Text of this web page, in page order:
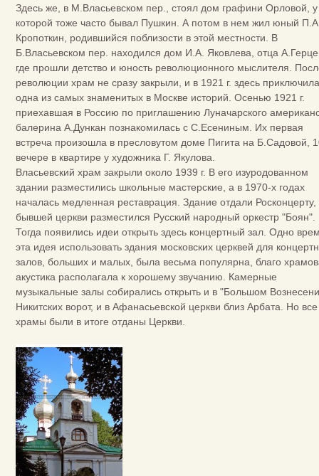
Здесь же, в М.Власьевском пер., стоял дом графини Орловой, у
которой тоже часто бывал Пушкин. А потом в нем жил юный
Кропоткин, родившийся поблизости в этой местности. В
Б.Власьевском пер. находился дом И.А. Яковлева, отца
где прошли детство и юность революционного мыслителя.
революции храм не сразу закрыли, и в 1921 г. здесь
одна из самых знаменитых в Москве историй. Осенью 1921 г.
приехавшая в Россию по приглашению Луначарского
балерина А.Дункан познакомилась с С.Есениным. Их первая
встреча произошла в пресловутом доме Пигита на Б.Садовой,
вечере в квартире у художника Г. Якулова.
Власьевский храм закрыли около 1939 г. В его изуродованном
здании разместились школьные мастерские, а в 1970-х годах
началась медленная реставрация. Здание отдали Росконцерту,
бывшей церкви разместился Русский народный оркестр "Боян".
Тогда появились идеи открыть здесь концертный зал. Одно
эта идея использовать здания московских церквей для
залов, больших и малых, была весьма популярна, благо
акустика располагала к хорошему звучанию. Камерные
музыкальные залы собирались открыть и в "Большом
Никитских ворот, и в Афанасьевской церкви близ Арбата. Но все
храмы были в итоге отданы Церкви.